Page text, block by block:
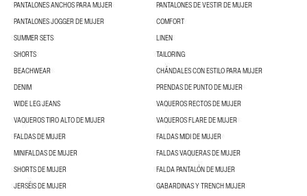
PANTALONES ANCHOS PARA MUJER
PANTALONES DE VESTIR DE MUJER
PANTALONES JOGGER DE MUJER
COMFORT
SUMMER SETS
LINEN
SHORTS
TAILORING
BEACHWEAR
CHÁNDALES CON ESTILO PARA MUJER
DENIM
PRENDAS DE PUNTO DE MUJER
WIDE LEG JEANS
VAQUEROS RECTOS DE MUJER
VAQUEROS TIRO ALTO DE MUJER
VAQUEROS FLARE DE MUJER
FALDAS DE MUJER
FALDAS MIDI DE MUJER
MINIFALDAS DE MUJER
FALDAS VAQUERAS DE MUJER
SHORTS DE MUJER
FALDA PANTALÓN DE MUJER
JERSÉIS DE MUJER
GABARDINAS Y TRENCH MUJER